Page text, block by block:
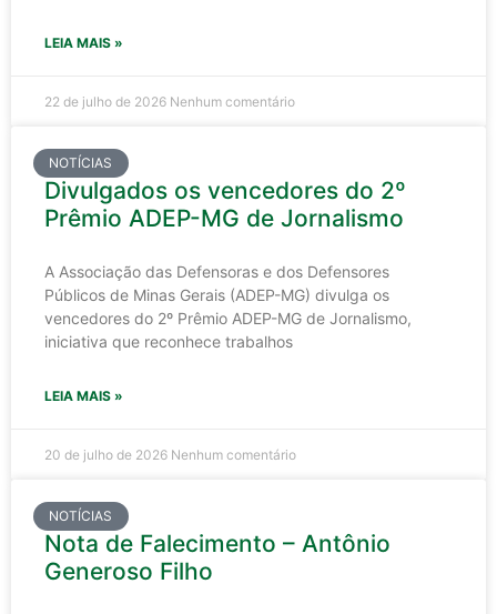
LEIA MAIS »
22 de julho de 2026 Nenhum comentário
NOTÍCIAS
Divulgados os vencedores do 2º
Prêmio ADEP-MG de Jornalismo
A Associação das Defensoras e dos Defensores
Públicos de Minas Gerais (ADEP-MG) divulga os
vencedores do 2º Prêmio ADEP-MG de Jornalismo,
iniciativa que reconhece trabalhos
LEIA MAIS »
20 de julho de 2026 Nenhum comentário
NOTÍCIAS
Nota de Falecimento – Antônio
Generoso Filho